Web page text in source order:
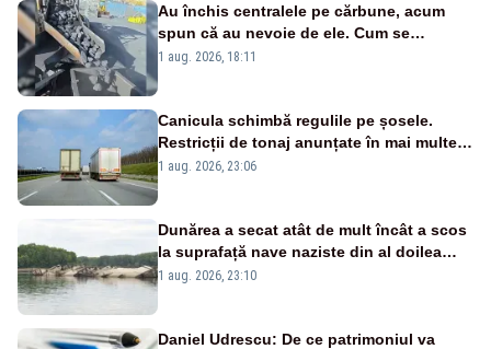
Au închis centralele pe cărbune, acum
spun că au nevoie de ele. Cum se
pasează vina în plină criză energetică
1 aug. 2026, 18:11
Canicula schimbă regulile pe șosele.
Restricții de tonaj anunțate în mai multe
județe
1 aug. 2026, 23:06
Dunărea a secat atât de mult încât a scos
la suprafață nave naziste din al doilea
război mondial
1 aug. 2026, 23:10
Daniel Udrescu: De ce patrimoniul va